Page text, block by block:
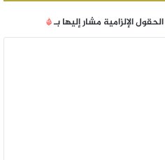
الحقول الإلزامية مشار إليها بـ*